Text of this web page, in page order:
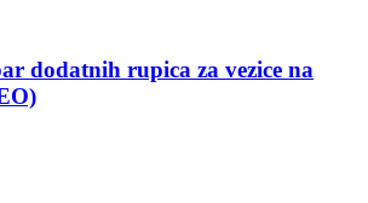
dodatnih rupica za vezice na